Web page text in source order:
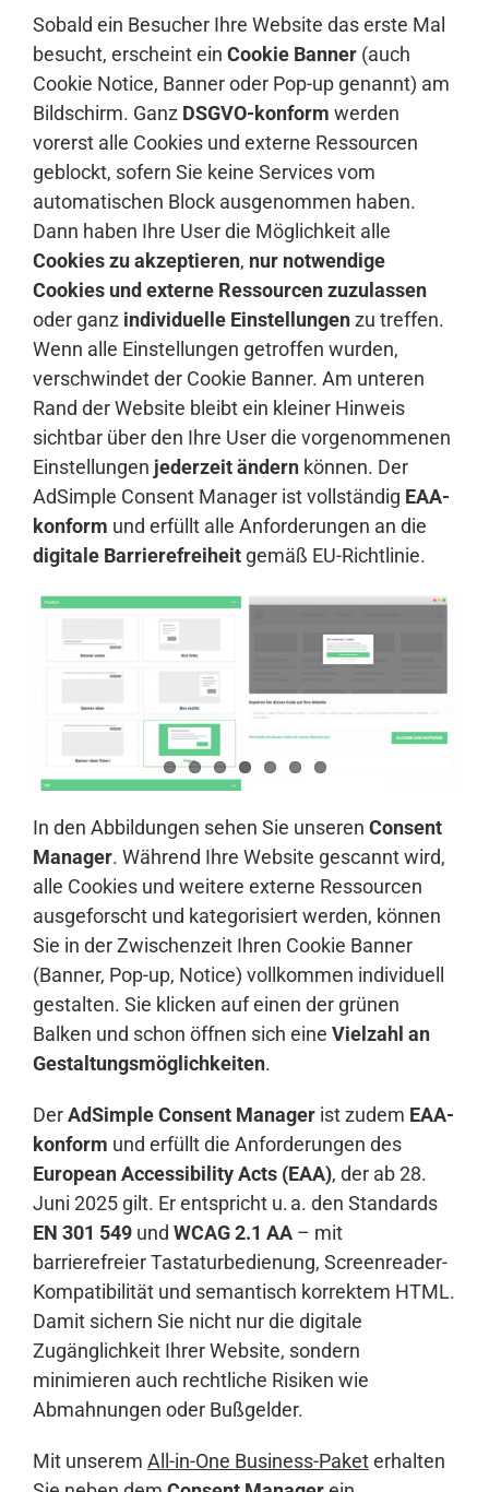
Sobald ein Besucher Ihre Website das erste Mal
besucht, erscheint ein Cookie Banner (auch
Cookie Notice, Banner oder Pop-up genannt) am
Bildschirm. Ganz DSGVO-konform werden
vorerst alle Cookies und externe Ressourcen
geblockt, sofern Sie keine Services vom
automatischen Block ausgenommen haben.
Dann haben Ihre User die Möglichkeit alle
Cookies zu akzeptieren, nur notwendige
Cookies und externe Ressourcen zuzulassen
oder ganz individuelle Einstellungenzu treffen.
Wenn alle Einstellungen getroffen wurden,
verschwindet der Cookie Banner. Am unteren
Rand der Website bleibt ein kleiner Hinweis
sichtbar über den Ihre User die vorgenommenen
Einstellungen jederzeit ändern können. Der
AdSimple Consent Manager ist vollständig EAA-
konform und erfüllt alle Anforderungen an die
digitale Barrierefreiheit gemäß EU-Richtlinie.
In den Abbildungen sehen Sie unseren Consent
Manager. Während Ihre Website gescannt wird,
alle Cookies und weitere externe Ressourcen
ausgeforscht und kategorisiert werden, können
Sie in der Zwischenzeit Ihren Cookie Banner
(Banner, Pop-up, Notice) vollkommen individuell
gestalten. Sie klicken auf einen der grünen
Balken und schon öffnen sich eine Vielzahl an
Gestaltungsmöglichkeiten.
DerAdSimple Consent Manager ist zudem EAA-
konform und erfüllt die Anforderungen des
European Accessibility Acts (EAA), der ab 28.
Juni 2025 gilt. Er entspricht u. a. den Standards
EN 301 549 und WCAG 2.1 AA – mit
barrierefreier Tastaturbedienung, Screenreader-
Kompatibilität und semantisch korrektem HTML.
Damit sichern Sie nicht nur die digitale
Zugänglichkeit Ihrer Website, sondern
minimieren auch rechtliche Risiken wie
Abmahnungen oder Bußgelder.
Mit unserem All-in-One Business-Paketerhalten